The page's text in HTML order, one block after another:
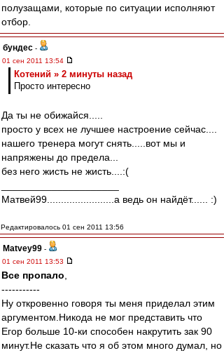
полузащами, которые по ситуации исполняют
отбор.
бундес -
01 сен 2011 13:54
Котений » 2 минуты назад
Просто интересно
Да ты не обижайся.....
просто у всех не лучшее настроение сейчас....
нашего тренера могут снять.....вот мы и
напряжены до предела...
без него жисть не жисть....:(
Матвей99........................а ведь он найдёт...... :)
Редактировалось 01 сен 2011 13:56
Matvey99 -
01 сен 2011 13:53
Все пропало
-----------
Ну откровенно говоря ты меня приделал этим
аргументом.Никода не мог представить что
Егор больше 10-ки способен накрутить зак 90
минут.Не сказать что я об этом много думал, но